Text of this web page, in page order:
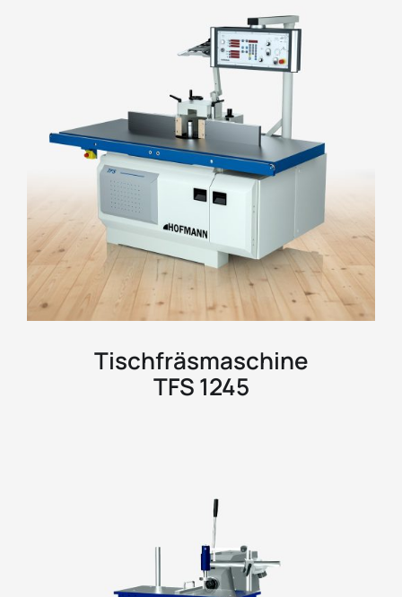
Tischfräsmaschine
TFS 1245